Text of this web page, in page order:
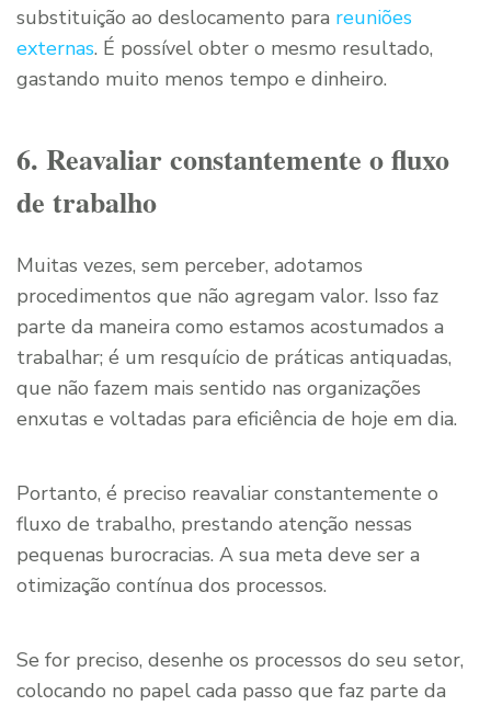
substituição ao deslocamento para reuniões
externas. É possível obter o mesmo resultado,
gastando muito menos tempo e dinheiro.
6. Reavaliar constantemente o fluxo
de trabalho
Muitas vezes, sem perceber, adotamos
procedimentos que não agregam valor. Isso faz
parte da maneira como estamos acostumados a
trabalhar; é um resquício de práticas antiquadas,
que não fazem mais sentido nas organizações
enxutas e voltadas para eficiência de hoje em dia.
Portanto, é preciso reavaliar constantemente o
fluxo de trabalho, prestando atenção nessas
pequenas burocracias. A sua meta deve ser a
otimização contínua dos processos.
Se for preciso, desenhe os processos do seu setor,
colocando no papel cada passo que faz parte da